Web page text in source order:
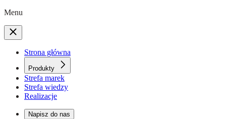
Menu
Strona główna
Produkty
Strefa marek
Strefa wiedzy
Realizacje
Napisz do nas